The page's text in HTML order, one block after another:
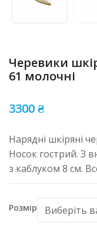
Черевики
61 молочні
3300₴
Нарядні шкіряні
Носок гострий. З
з каблуком 8 см.
Розмір